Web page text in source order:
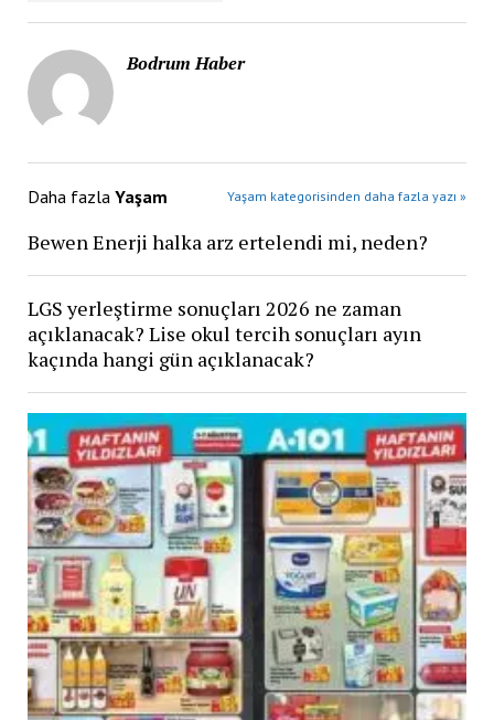
Bodrum Haber
Daha fazla Yaşam Yaşam kategorisinden daha fazla yazı »
Bewen Enerji halka arz ertelendi mi, neden?
LGS yerleştirme sonuçları 2026 ne zaman
açıklanacak? Lise okul tercih sonuçları ayın
kaçında hangi gün açıklanacak?